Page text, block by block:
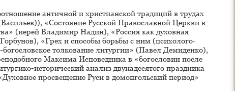
античной и христианской традиций в трудах
«Состояние Русской Православной Церкви в
(иерей Владимир Надин), «Россия как духовная
«Грех и способы борьбы с ним (психолого-
толкование литургии» (Павел Демиденко),
Максима Исповедника в «богословии после
исторический анализ двунадесятого праздника
просвещение Руси в домонгольский период»